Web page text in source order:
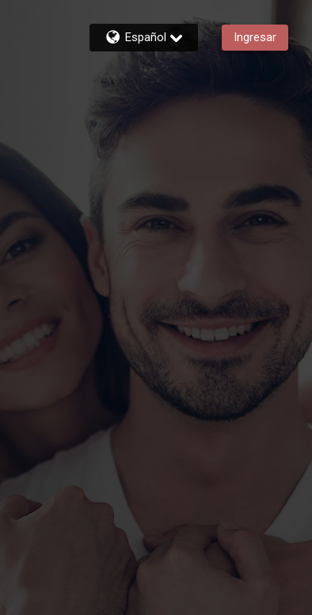
Español Ingresar